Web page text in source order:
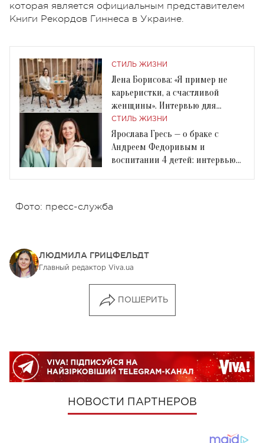
которая является официальным представителем
Книги Рекордов Гиннеса в Украине.
СТИЛЬ ЖИЗНИ
Лена Борисова: «Я пример не
карьеристки, а счастливой
женщины». Интервью для
Connecting Women
СТИЛЬ ЖИЗНИ
Ярослава Гресь — о браке с
Андреем Федоривым и
воспитании 4 детей: интервью
Фото: пресс-служба
ЛЮДМИЛА ГРИЦФЕЛЬДТ
Главный редактор Viva.ua
ПОШЕРИТЬ
НОВОСТИ ПАРТНЕРОВ